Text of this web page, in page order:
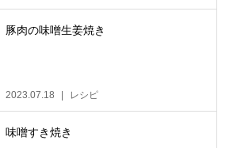
豚肉の味噌生姜焼き
2023.07.18 レシピ
味噌すき焼き